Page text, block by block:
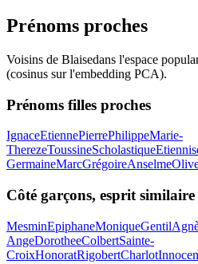
Prénoms proches
Voisins de Blaisedans l'espace
(cosinus sur l'embedding PCA).
Prénoms filles proches
IgnaceEtiennePierrePhilippeMarie-
TherezeToussineScholastique
GermaineMarcGrégoireAnselme
Côté garçons, esprit similaire
MesminEpiphaneMoniqueGentil
AngeDorotheeColbertSainte-
CroixHonoratRigobertCharlot